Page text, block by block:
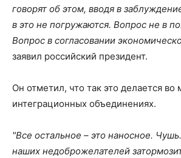
говорят об этом, вводя в
в это не погружаются. Вопрос не в
Вопрос в согласовании
заявил российский президент.
Он отметил, что так это делается во
интеграционных объединениях.
"Все остальное – это наносное.
наших недоброжелателей